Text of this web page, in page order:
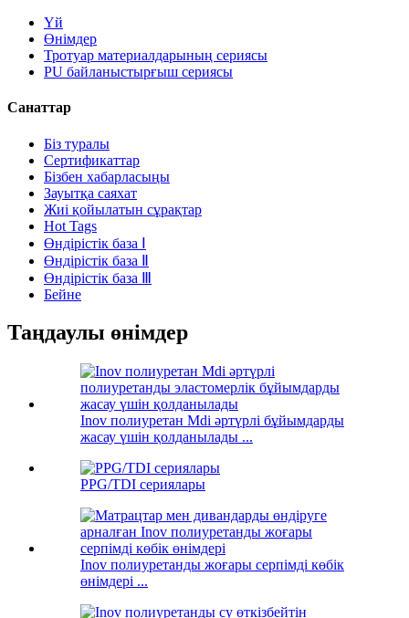
Үй
Өнімдер
Тротуар материалдарының сериясы
PU байланыстырғыш сериясы
Санаттар
Біз туралы
Сертификаттар
Бізбен хабарласыңы
Зауытқа саяхат
Жиі қойылатын сұрақтар
Hot Tags
Өндірістік база Ⅰ
Өндірістік база Ⅱ
Өндірістік база Ⅲ
Бейне
Таңдаулы өнімдер
Inov полиуретан Mdi әртүрлі бұйымдарды
жасау үшін қолданылады ...
PPG/TDI сериялары
Inov полиуретанды жоғары серпімді көбік
өнімдері ...